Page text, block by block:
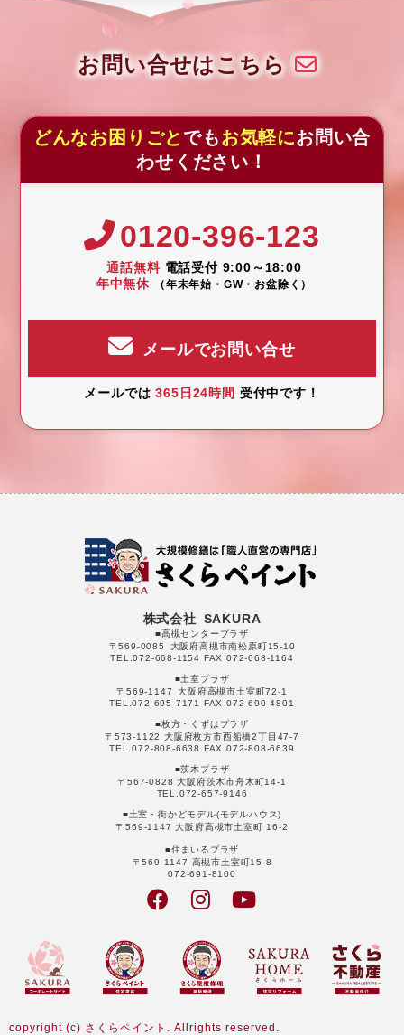
お問い合せはこちら
どんなお困りごと でもお気軽にお問い合
わせください！
0120-396-123
通話無料 電話受付 9:00～18:00
年中無休
（年末年始・GW・お盆除く）
メールでお問い合せ
メールでは 365日24時間 受付中です！
株式会社 SAKURA
■高槻センタープラザ
〒569-0085 大阪府高槻市南松原町15-10
TEL.072-668-1154 FAX 072-668-1164
■土室プラザ
〒569-1147 大阪府高槻市土室町72-1
TEL.072-695-7171 FAX 072-690-4801
■枚方・くずはプラザ
〒573-1122 大阪府枚方市西船橋2丁目47-7
TEL.072-808-6638 FAX 072-808-6639
■茨木プラザ
〒567-0828 大阪府茨木市舟木町14-1
TEL.072-657-9146
■土室・街かどモデル(モデルハウス)
〒569-1147 大阪府高槻市土室町 16-2
■住まいるプラザ
〒569-1147 高槻市土室町15-8
072-691-8100
copyright (c) さくらペイント. Allrights reserved.